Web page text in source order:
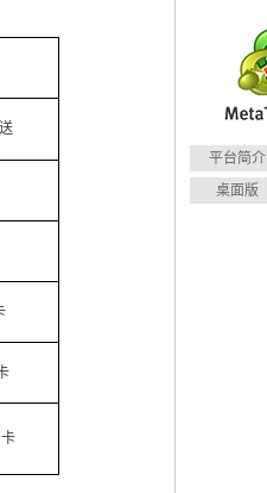
平台简介
桌面版